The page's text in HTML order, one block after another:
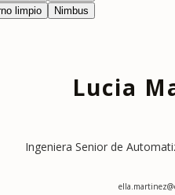
limpio Nimbus
Lucia
Ingeniera Senior de